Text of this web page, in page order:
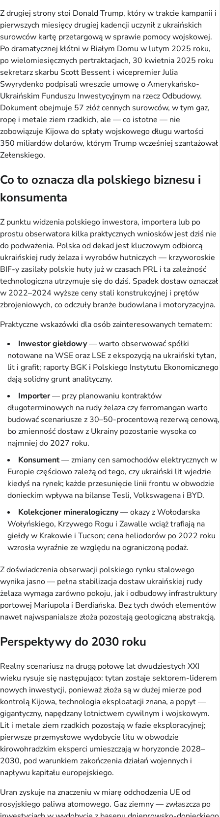
Z drugiej strony stoi Donald Trump, który w trakcie kampanii i
pierwszych miesięcy drugiej kadencji uczynił z ukraińskich
surowców kartę przetargową w sprawie pomocy wojskowej.
Po dramatycznej kłótni w Białym Domu w lutym 2025 roku,
po wielomiesięcznych pertraktacjach, 30 kwietnia 2025 roku
sekretarz skarbu Scott Bessent i wicepremier Julia
Swyrydenko podpisali wreszcie umowę o Amerykańsko-
Ukraińskim Funduszu Inwestycyjnym na rzecz Odbudowy.
Dokument obejmuje 57 złóż cennych surowców, w tym gaz,
ropę i metale ziem rzadkich, ale — co istotne — nie
zobowiązuje Kijowa do spłaty wojskowego długu wartości
350 miliardów dolarów, którym Trump wcześniej szantażował
Zełenskiego.
Co to oznacza dla polskiego biznesu i
konsumenta
Z punktu widzenia polskiego inwestora, importera lub po
prostu obserwatora kilka praktycznych wniosków jest dziś nie
do podważenia. Polska od dekad jest kluczowym odbiorcą
ukraińskiej rudy żelaza i wyrobów hutniczych — krzyworoskie
BIF-y zasilały polskie huty już w czasach PRL i ta zależność
technologiczna utrzymuje się do dziś. Spadek dostaw oznaczał
w 2022–2024 wyższe ceny stali konstrukcyjnej i prętów
zbrojeniowych, co odczuły branże budowlana i motoryzacyjna.
Praktyczne wskazówki dla osób zainteresowanych tematem:
Inwestor giełdowy— warto obserwować spółki
notowane na WSE oraz LSE z ekspozycją na ukraiński tytan,
lit i grafit; raporty BGK i Polskiego Instytutu Ekonomicznego
dają solidny grunt analityczny.
Importer— przy planowaniu kontraktów
długoterminowych na rudy żelaza czy ferromangan warto
budować scenariusze z 30–50-procentową rezerwą cenową,
bo zmienność dostaw z Ukrainy pozostanie wysoka co
najmniej do 2027 roku.
Konsument— zmiany cen samochodów elektrycznych w
Europie częściowo zależą od tego, czy ukraiński lit wjedzie
kiedyś na rynek; każde przesunięcie linii frontu w obwodzie
donieckim wpływa na bilanse Tesli, Volkswagena i BYD.
Kolekcjoner mineralogiczny— okazy z Wołodarska
Wołyńskiego, Krzywego Rogu i Zawalle wciąż trafiają na
giełdy w Krakowie i Tucson; cena heliodorów po 2022 roku
wzrosła wyraźnie ze względu na ograniczoną podaż.
Z doświadczenia obserwacji polskiego rynku stalowego
wynika jasno — pełna stabilizacja dostaw ukraińskiej rudy
żelaza wymaga zarówno pokoju, jak i odbudowy infrastruktury
portowej Mariupola i Berdiańska. Bez tych dwóch elementów
nawet najwspanialsze złoża pozostają geologiczną abstrakcją.
Perspektywy do 2030 roku
Realny scenariusz na drugą połowę lat dwudziestych XXI
wieku rysuje się następująco: tytan zostaje sektorem-liderem
nowych inwestycji, ponieważ złoża są w dużej mierze pod
kontrolą Kijowa, technologia eksploatacji znana, a popyt —
gigantyczny, napędzany lotnictwem cywilnym i wojskowym.
Lit i metale ziem rzadkich pozostają w fazie eksploracyjnej;
pierwsze przemysłowe wydobycie litu w obwodzie
kirowohradzkim eksperci umieszczają w horyzoncie 2028–
2030, pod warunkiem zakończenia działań wojennych i
napływu kapitału europejskiego.
Uran zyskuje na znaczeniu w miarę odchodzenia UE od
rosyjskiego paliwa atomowego. Gaz ziemny — zwłaszcza po